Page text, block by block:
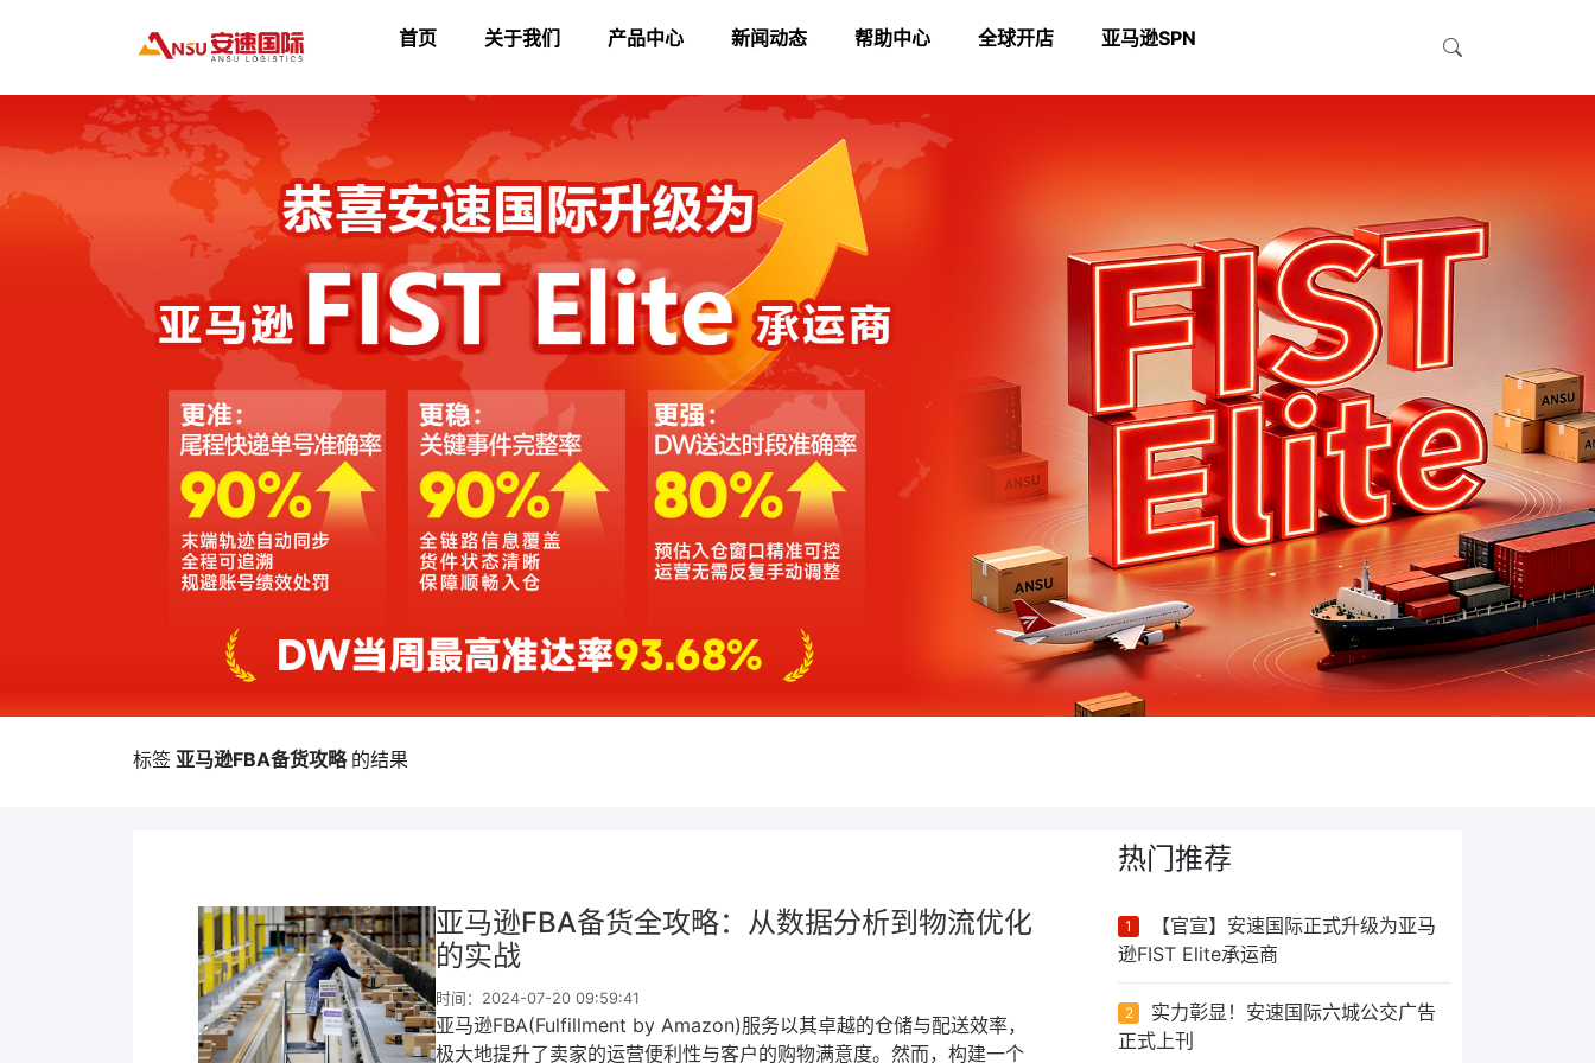
首页 关于我们 产品中心 新闻动态 帮助中心 全球开店 亚马逊SPN
标签 亚马逊FBA备货攻略的结果
亚马逊FBA备货全攻略：从数据分析到物流优化
的实战
时间：2024-07-20 09:59:41
亚马逊FBA(Fulfillment by Amazon)服务以其卓越的仓储与配送效率，
极大地提升了卖家的运营便利性与客户的购物满意度。然而，构建一个
热门推荐
1
【官宣】安速国际正式升级为亚马
逊FIST Elite承运商
2
实力彰显！安速国际六城公交广告
正式上刊